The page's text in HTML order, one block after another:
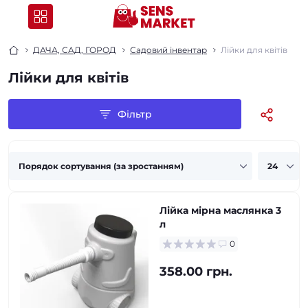
ДАЧА, САД, ГОРОД Садовий інвентар Лійки для квітів
Лійки для квітів
Фільтр
Лійка мірна маслянка 3
л
0
358.00 грн.